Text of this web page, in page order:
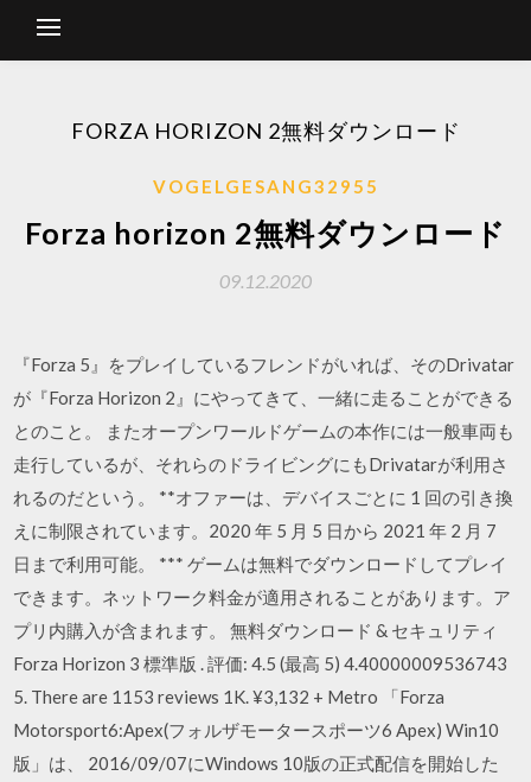
FORZA HORIZO​​N 2無料ダウンロード
VOGELGESANG32955
Forza horizo​​n 2無料ダウンロード
09.12.2020
『Forza 5』をプレイしているフレンドがいれば、そのDrivatar
が『Forza Horizon 2』にやってきて、一緒に走ることができる
とのこと。 またオープンワールドゲームの本作には一般車両も
走行しているが、それらのドライビングにもDrivatarが利用さ
れるのだという。 **オファーは、デバイスごとに 1 回の引き換
えに制限されています。2020 年 5 月 5 日から 2021 年 2 月 7
日まで利用可能。 *** ゲームは無料でダウンロードしてプレイ
できます。ネットワーク料金が適用されることがあります。ア
プリ内購入が含まれます。 無料ダウンロード & セキュリティ
Forza Horizon 3 標準版 . 評価: 4.5 (最高 5) 4.40000009536743
5. There are 1153 reviews 1K. ¥3,132 + Metro 「Forza
Motorsport6:Apex(フォルザモータースポーツ6 Apex) Win10
版」は、 2016/09/07にWindows 10版の正式配信を開始した